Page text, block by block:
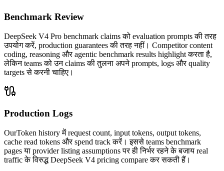
Benchmark Review
DeepSeek V4 Pro benchmark claims को evaluation prompts की तरह
उपयोग करें, production guarantees की तरह नहीं। Competitor content
coding, reasoning और agentic benchmark results highlight करता है,
लेकिन teams को उन claims की तुलना अपने prompts, logs और quality
targets से करनी चाहिए।
Production Logs
OurToken history में request count, input tokens, output tokens,
cache read tokens और spend track करें। इससे teams benchmark
pages या provider listing assumptions पर ही निर्भर रहने के बजाय real
traffic के विरुद्ध DeepSeek V4 pricing compare कर सकती हैं।